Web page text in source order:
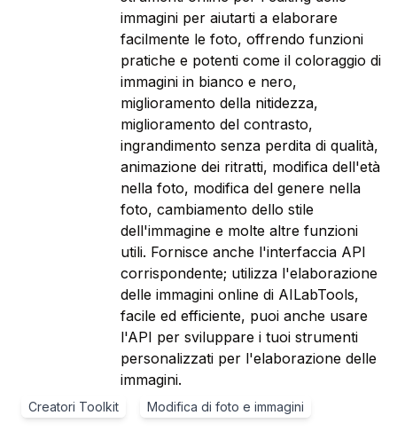
immagini per aiutarti a elaborare
facilmente le foto, offrendo funzioni
pratiche e potenti come il coloraggio di
immagini in bianco e nero,
miglioramento della nitidezza,
miglioramento del contrasto,
ingrandimento senza perdita di qualità,
animazione dei ritratti, modifica dell'età
nella foto, modifica del genere nella
foto, cambiamento dello stile
dell'immagine e molte altre funzioni
utili. Fornisce anche l'interfaccia API
corrispondente; utilizza l'elaborazione
delle immagini online di AILabTools,
facile ed efficiente, puoi anche usare
l'API per sviluppare i tuoi strumenti
personalizzati per l'elaborazione delle
immagini.
Creatori Toolkit Modifica di foto e immagini